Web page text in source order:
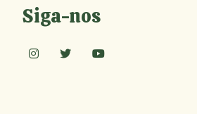
Siga-nos